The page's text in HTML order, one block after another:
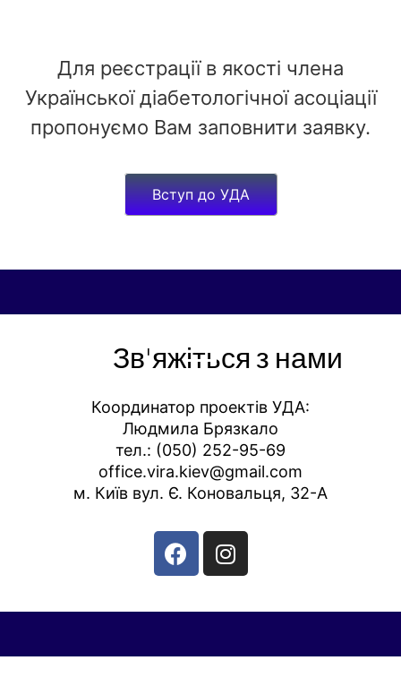
Для реєстрації в якості члена
Української діабетологічної асоціації
пропонуємо Вам заповнити заявку.
Вступ до УДА
Зв'яжіться з нами
Координатор проектів УДА:
Людмила Брязкало
тел.: (050) 252-95-69
office.vira.kiev@gmail.com
м. Київ вул. Є. Коновальця, 32-А